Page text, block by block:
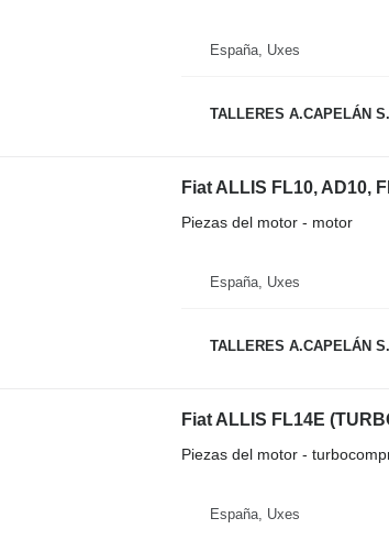
España, Uxes
TALLERES A.CAPELÁN
Fiat ALLIS FL10, AD10,
Piezas del motor - motor
España, Uxes
TALLERES A.CAPELÁN
Fiat ALLIS FL14E
Piezas del motor -
España, Uxes